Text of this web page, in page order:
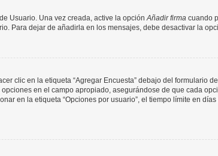
Usuario. Una vez creada, active la opciónAñadir firma cuando
Para dejar de añadirla en los mensajes, debe desactivar la
clic en la etiqueta “Agregar Encuesta” debajo del formulario
en el campo apropiado, asegurándose de que cada
en la etiqueta “Opciones por usuario”, el tiempo límite en